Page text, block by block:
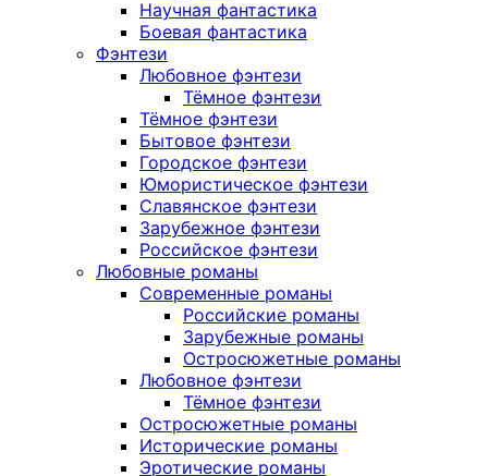
Научная фантастика
Боевая фантастика
Фэнтези
Любовное фэнтези
Тёмное фэнтези
Тёмное фэнтези
Бытовое фэнтези
Городское фэнтези
Юмористическое фэнтези
Славянское фэнтези
Зарубежное фэнтези
Российское фэнтези
Любовные романы
Современные романы
Российские романы
Зарубежные романы
Остросюжетные романы
Любовное фэнтези
Тёмное фэнтези
Остросюжетные романы
Исторические романы
Эротические романы